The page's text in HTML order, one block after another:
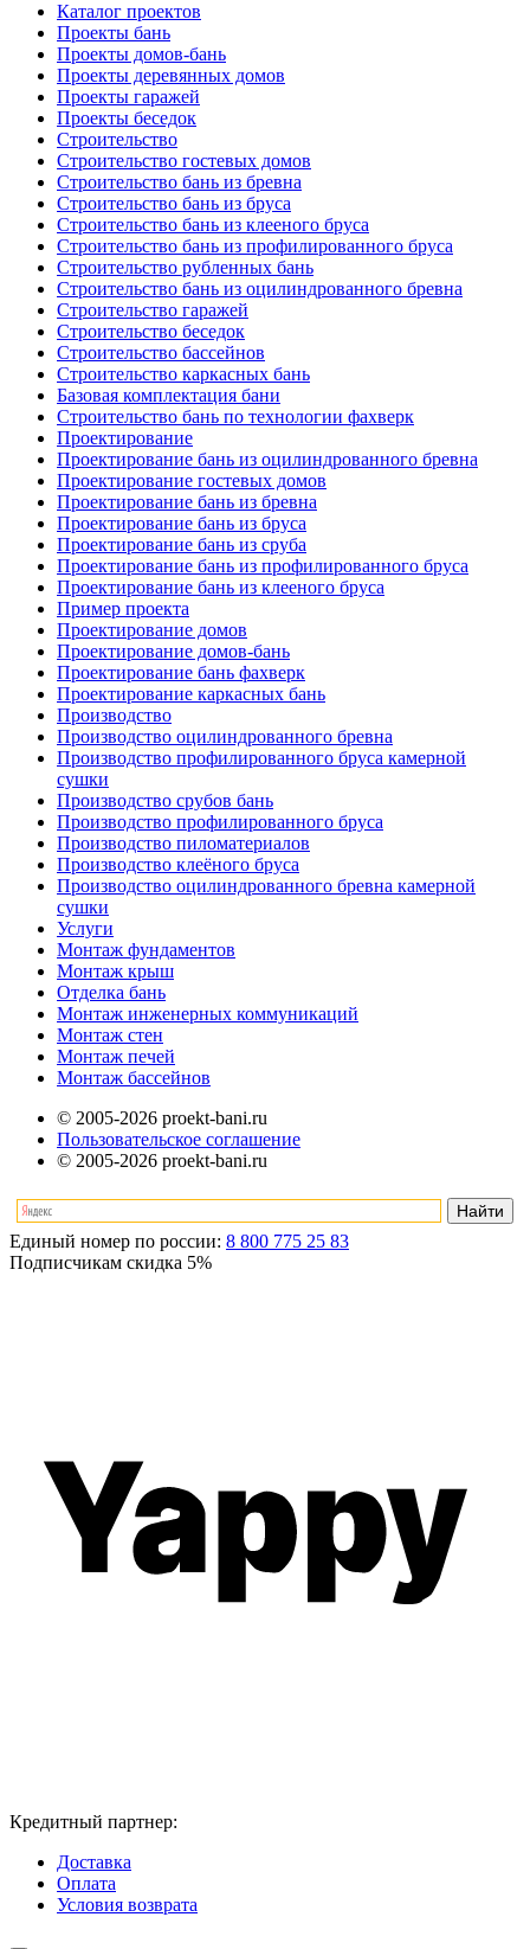
Каталог проектов
Проекты бань
Проекты домов-бань
Проекты деревянных домов
Проекты гаражей
Проекты беседок
Строительство
Строительство гостевых домов
Строительство бань из бревна
Строительство бань из бруса
Строительство бань из клееного бруса
Строительство бань из профилированного бруса
Строительство рубленных бань
Строительство бань из оцилиндрованного бревна
Строительство гаражей
Строительство беседок
Строительство бассейнов
Строительство каркасных бань
Базовая комплектация бани
Строительство бань по технологии фахверк
Проектирование
Проектирование бань из оцилиндрованного бревна
Проектирование гостевых домов
Проектирование бань из бревна
Проектирование бань из бруса
Проектирование бань из сруба
Проектирование бань из профилированного бруса
Проектирование бань из клееного бруса
Пример проекта
Проектирование домов
Проектирование домов-бань
Проектирование бань фахверк
Проектирование каркасных бань
Производство
Производство оцилиндрованного бревна
Производство профилированного бруса камерной
сушки
Производство срубов бань
Производство профилированного бруса
Производство пиломатериалов
Производство клеёного бруса
Производство оцилиндрованного бревна камерной
сушки
Услуги
Монтаж фундаментов
Монтаж крыш
Отделка бань
Монтаж инженерных коммуникаций
Монтаж стен
Монтаж печей
Монтаж бассейнов
© 2005-2026 proekt-bani.ru
Пользовательское соглашение
© 2005-2026 proekt-bani.ru
Единый номер по россии: 8 800 775 25 83
Подписчикам скидка 5%
Кредитный партнер:
Доставка
Оплата
Условия возврата